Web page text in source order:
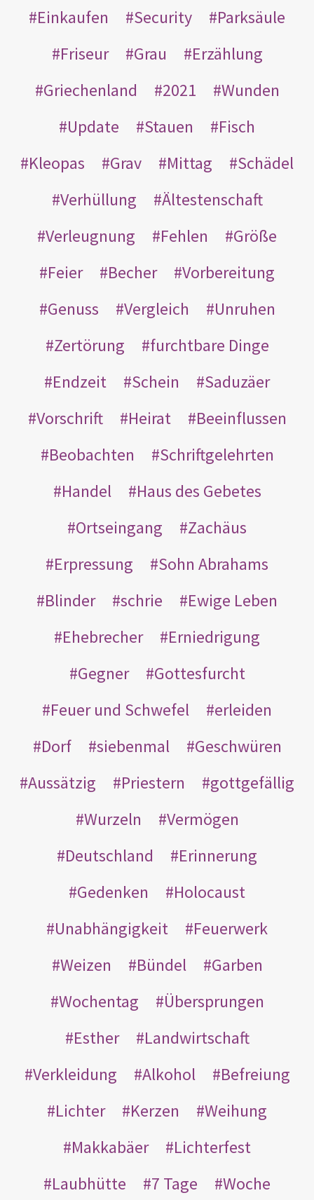
Einkaufen Security
Parksäule
Friseur
Grau
Erzählung
Griechenland
2021
Wunden
Update
Stauen
Fisch
Kleopas
Grav Mittag
Schädel
Verhüllung
Ältestenschaft
Verleugnung
Fehlen
Größe
Feier
Becher
Vorbereitung
Genuss
Vergleich
Unruhen
Zertörung
furchtbare Dinge
Endzeit
Schein
Saduzäer
Vorschrift
Heirat
Beeinflussen
Beobachten
Schriftgelehrten
Handel
Haus des Gebetes
Ortseingang
Zachäus
Erpressung
Sohn Abrahams
Blinder
schrie
Ewige Leben
Ehebrecher
Erniedrigung
Gegner
Gottesfurcht
Feuer und Schwefel
erleiden
Dorf
siebenmal
Geschwüren
Aussätzig
Priestern
gottgefällig
Wurzeln
Vermögen
Deutschland
Erinnerung
Gedenken
Holocaust
Unabhängigkeit
Feuerwerk
Weizen
Bündel
Garben
Wochentag
Übersprungen
Esther
Landwirtschaft
Verkleidung
Alkohol
Befreiung
Lichter
Kerzen
Weihung
Makkabäer
Lichterfest
Laubhütte
7 Tage
Woche